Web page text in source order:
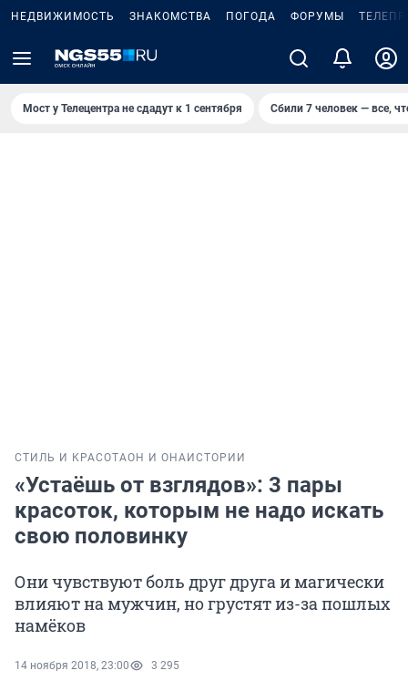
НЕДВИЖИМОСТЬ ЗНАКОМСТВА ПОГОДА ФОРУМЫ
Мост у Телецентра не сдадут к 1 сентября Сбили 7 человек — все,
СТИЛЬ И КРАСОТАОН И ОНА ИСТОРИИ
«Устаёшь от взглядов»: 3 пары
красоток, которым не надо искать
свою половинку
Они чувствуют боль друг друга и магически
влияют на мужчин, но грустят из-за пошлых
намёков
14 ноября 2018, 23:00 3 295